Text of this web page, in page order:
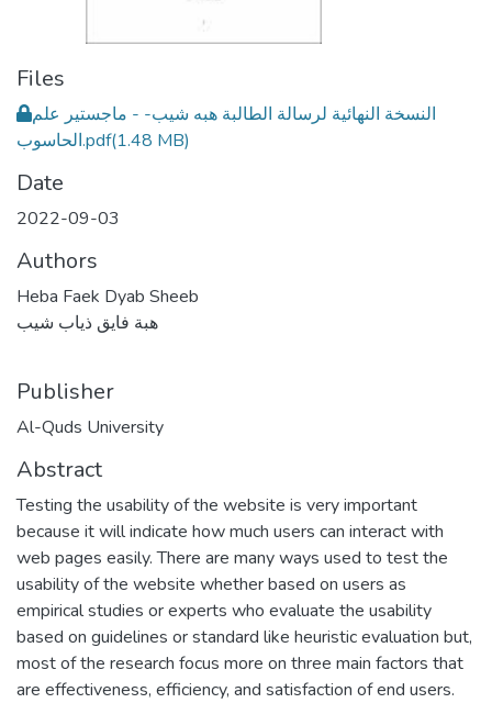
Files
النسخة النهائية لرسالة الطالبة هبه شيب- - ماجستير علم
الحاسوب.pdf(1.48 MB)
Date
2022-09-03
Authors
Heba Faek Dyab Sheeb
هبة فايق ذياب شيب
Publisher
Al-Quds University
Abstract
Testing the usability of the website is very important
because it will indicate how much users can interact with
web pages easily. There are many ways used to test the
usability of the website whether based on users as
empirical studies or experts who evaluate the usability
based on guidelines or standard like heuristic evaluation but,
most of the research focus more on three main factors that
are effectiveness, efficiency, and satisfaction of end users.